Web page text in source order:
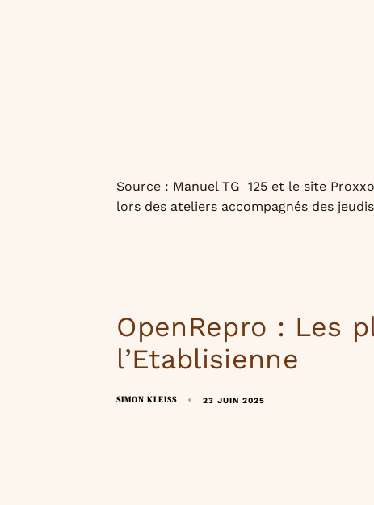
Source : Manuel TG 125 et le site
lors des ateliers accompagnés des jeudis
OpenRepro : Les
l’Etablisienne
SIMON KLEISS 23 JUIN 2025